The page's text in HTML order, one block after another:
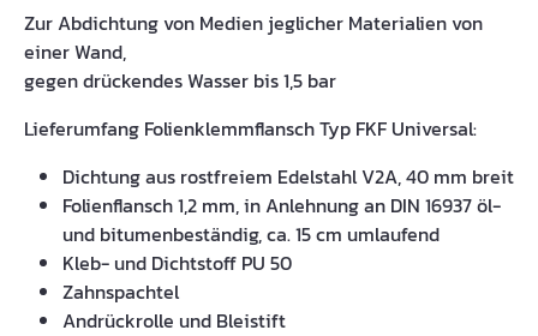
Zur Abdichtung von Medien jeglicher Materialien von
einer Wand,
gegen drückendes Wasser bis 1,5 bar
Lieferumfang Folienklemmflansch Typ FKF Universal:
Dichtung aus rostfreiem Edelstahl V2A, 40 mm breit
Folienflansch 1,2 mm, in Anlehnung an DIN 16937 öl-
und bitumenbeständig, ca. 15 cm umlaufend
Kleb- und Dichtstoff PU 50
Zahnspachtel
Andrückrolle und Bleistift